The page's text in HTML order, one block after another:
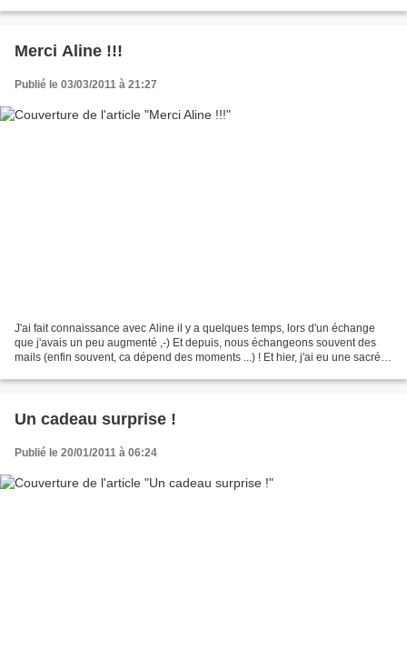
Merci Aline !!!
Publié le 03/03/2011 à 21:27
J'ai fait connaissance avec Aline il y a quelques temps, lors d'un échange
que j'avais un peu augmenté ,-) Et depuis, nous échangeons souvent des
mails (enfin souvent, ca dépend des moments ...) ! Et hier, j'ai eu une sacré
Un cadeau surprise !
Publié le 20/01/2011 à 06:24